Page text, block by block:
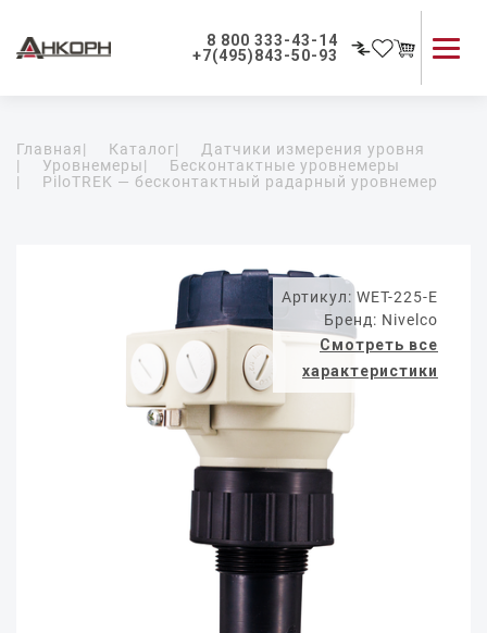
8 800 333-43-14
+7(495)843-50-93
Применение приборов
Как мы работаем
Главная| Каталог|
Датчики измерения уровня
|
Уровнемеры|
Бесконтактные уровнемеры
|
PiloTREK — бесконтактный радарный уровнемер
Артикул: WET-225-E
Бренд: Nivelco
Смотреть все
характеристики